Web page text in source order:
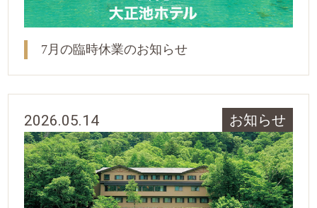
7月の臨時休業のお知らせ
2026.05.14 お知らせ